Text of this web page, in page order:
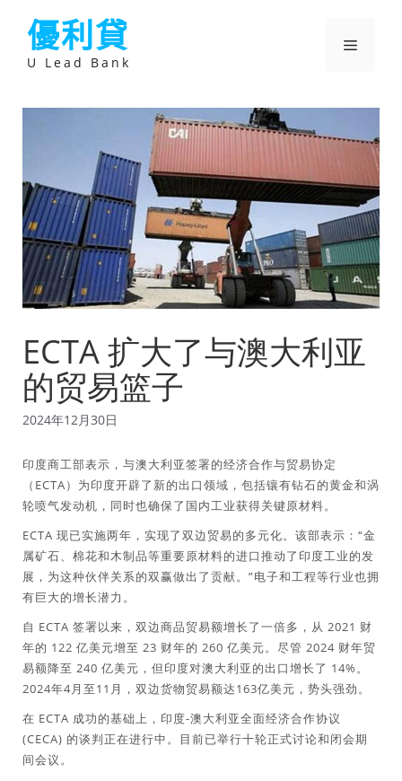
優利貸
U Lead Bank
選
ECTA 扩大了与澳大利亚
的贸易篮子
2024年12月30日
印度商工部表示，与澳大利亚签署的经济合作与贸易协定
（ECTA）为印度开辟了新的出口领域，包括镶有钻石的黄金和涡
轮喷气发动机，同时也确保了国内工业获得关键原材料。
ECTA 现已实施两年，实现了双边贸易的多元化。该部表示：“金
属矿石、棉花和木制品等重要原材料的进口推动了印度工业的发
展，为这种伙伴关系的双赢做出了贡献。”电子和工程等行业也拥
有巨大的增长潜力。
自 ECTA 签署以来，双边商品贸易额增长了一倍多，从 2021 财
年的 122 亿美元增至 23 财年的 260 亿美元。尽管 2024 财年贸
易额降至 240 亿美元，但印度对澳大利亚的出口增长了 14%。
2024年4月至11月，双边货物贸易额达163亿美元，势头强劲。
在 ECTA 成功的基础上，印度-澳大利亚全面经济合作协议
(CECA) 的谈判正在进行中。目前已举行十轮正式讨论和闭会期
间会议。